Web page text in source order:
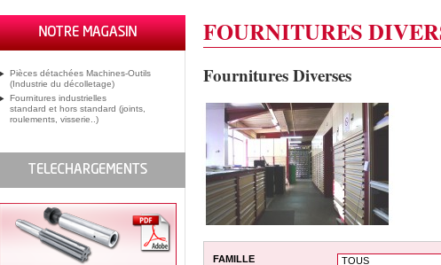
Pièces détachées Machines-Outils
(Industrie du décolletage)
Fournitures industrielles
standard et hors standard (joints,
roulements, visserie..)
FOURNITURES
Fournitures Diverses
FAMILLE